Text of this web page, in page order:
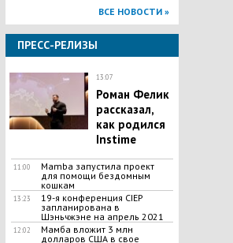
ВСЕ НОВОСТИ »
ПРЕСС-РЕЛИЗЫ
13:07
Роман Фелик
рассказал,
как родился
Instime
11:00
Mamba запустила проект
для помощи бездомным
кошкам
13:23
19-я конференция CIEP
запланирована в
Шэньчжэне на апрель 2021
12:02
Мамба вложит 3 млн
долларов США в свое